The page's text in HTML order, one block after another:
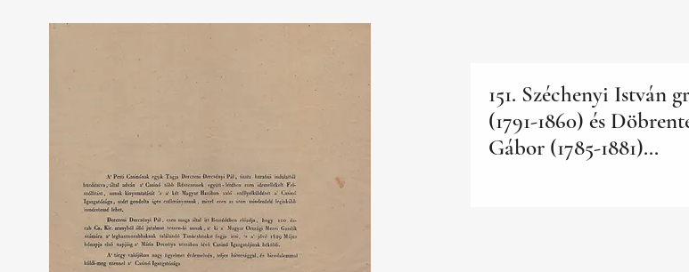
151. Széchenyi István
(1791-1860) és
Gábor (1785-1881)...